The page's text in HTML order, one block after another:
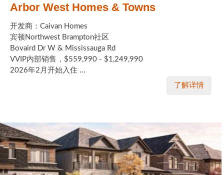
Arbor West Homes & Towns
开发商：Caivan Homes
宾顿Northwest Brampton社区
Bovaird Dr W & Mississauga Rd
VVIP内部销售，$559,990 - $1,249,990
2026年2月开始入住 ...
了解详情